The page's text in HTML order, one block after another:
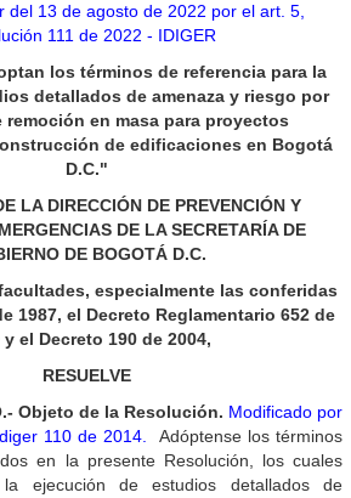
del 13 de agosto de 2022 por el art. 5,
111 de 2022 - IDIGER
los términos de referencia para la
detallados de amenaza y riesgo por
remoción en masa para proyectos
de edificaciones en Bogotá
D.C."
LA DIRECCIÓN DE PREVENCIÓN Y
DE LA SECRETARÍA DE
DE BOGOTÁ D.C.
especialmente las conferidas
1987, el Decreto Reglamentario 652 de
y el Decreto 190 de 2004,
RESUELVE
Objeto de la Resolución. Modificado por
110 de 2014.
Adóptense los términos
en la presente Resolución, los cuales
ejecución de estudios detallados de